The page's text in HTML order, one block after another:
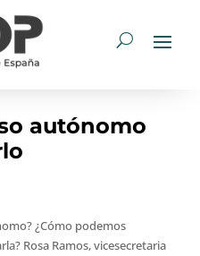
autónomo
¿Cómo podemos
Rosa Ramos, vicesecretaria